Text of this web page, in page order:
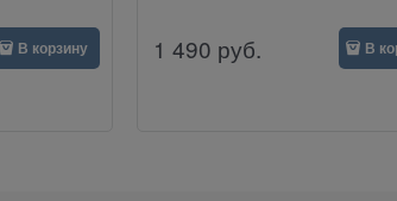
В корзину 1 490 руб. В